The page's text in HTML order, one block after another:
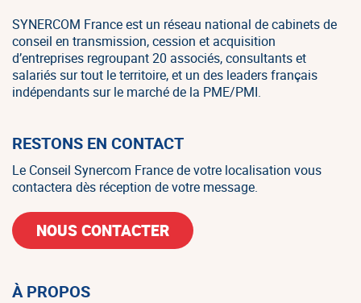
SYNERCOM France est un réseau national de cabinets de
conseil en transmission, cession et acquisition
d’entreprises regroupant 20 associés, consultants et
salariés sur tout le territoire, et un des leaders français
indépendants sur le marché de la PME/PMI.
RESTONS EN CONTACT
Le Conseil Synercom France de votre localisation vous
contactera dès réception de votre message.
NOUS CONTACTER
À PROPOS